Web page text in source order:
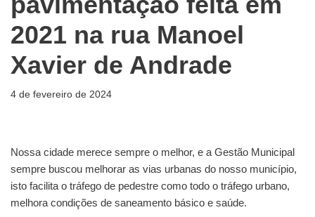
2021 na rua Manoel
Xavier de Andrade
4 de fevereiro de 2024
Nossa cidade merece sempre o melhor, e a Gestão Municipal
sempre buscou melhorar as vias urbanas do nosso município,
isto facilita o tráfego de pedestre como todo o tráfego urbano,
melhora condições de saneamento básico e saúde.